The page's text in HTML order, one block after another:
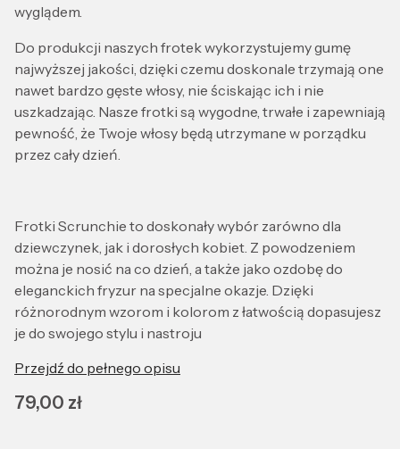
wyglądem.
Do produkcji naszych frotek wykorzystujemy gumę
najwyższej jakości, dzięki czemu doskonale trzymają one
nawet bardzo gęste włosy, nie ściskając ich i nie
uszkadzając. Nasze frotki są wygodne, trwałe i zapewniają
pewność, że Twoje włosy będą utrzymane w porządku
przez cały dzień.
Frotki Scrunchie to doskonały wybór zarówno dla
dziewczynek, jak i dorosłych kobiet. Z powodzeniem
można je nosić na co dzień, a także jako ozdobę do
eleganckich fryzur na specjalne okazje. Dzięki
różnorodnym wzorom i kolorom z łatwością dopasujesz
je do swojego stylu i nastroju
Przejdź do pełnego opisu
Cena
79,00 zł